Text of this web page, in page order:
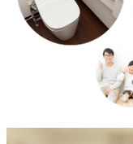
TOTOクリー
新年のあいさ
年末年始休業